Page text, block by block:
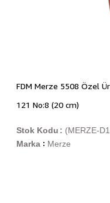
FDM Merze 5508 Özel
121 No:8 (20 cm)
(MERZE-
Stok Kodu
Marka : Merze